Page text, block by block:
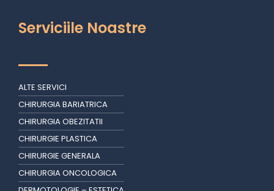
Serviciile Noastre
ALTE SERVICI
CHIRURGIA BARIATRICA
CHIRURGIA OBEZITATII
CHIRURGIE PLASTICA
CHIRURGIE GENERALA
CHIRURGIA ONCOLOGICA